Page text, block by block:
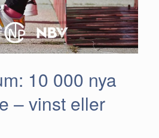
10 000 nya
– vinst eller